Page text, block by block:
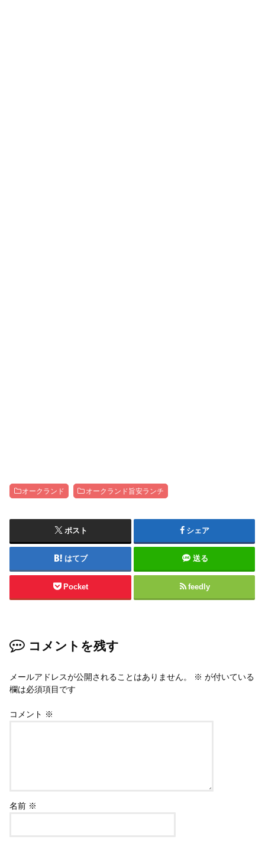
オークランド オークランド旨安ランチ
ポスト シェア
はてブ 送る
Pocket feedly
コメントを残す
メールアドレスが公開されることはありません。 ※ が付いている
欄は必須項目です
コメント ※
名前 ※